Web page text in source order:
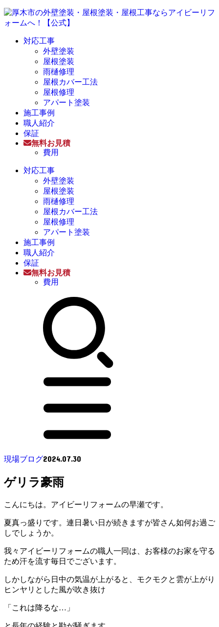
対応工事
外壁塗装
屋根塗装
雨樋修理
屋根カバー工法
屋根修理
アパート塗装
施工事例
職人紹介
保証
無料お見積
費用
対応工事
外壁塗装
屋根塗装
雨樋修理
屋根カバー工法
屋根修理
アパート塗装
施工事例
職人紹介
保証
無料お見積
費用
現場ブログ2024.07.30
ゲリラ豪雨
こんにちは。アイビーリフォームの早瀬です。
夏真っ盛りです。連日暑い日が続きますが皆さん如何お過ご
しでしょうか。
我々アイビーリフォームの職人一同は、お客様のお家を守る
ため汗を流す毎日でございます。
しかしながら日中の気温が上がると、モクモクと雲が上がり
ヒンヤリとした風が吹き抜け
「これは降るな…」